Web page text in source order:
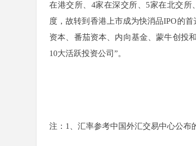
在港交所、4家在深交所、5家在北交所
度，故转到香港上市成为快消品IPO的
资本、番茄资本、内向基金、蒙牛创投
10大活跃投资公司”。
注：1、汇率参考中国外汇交易中心公布